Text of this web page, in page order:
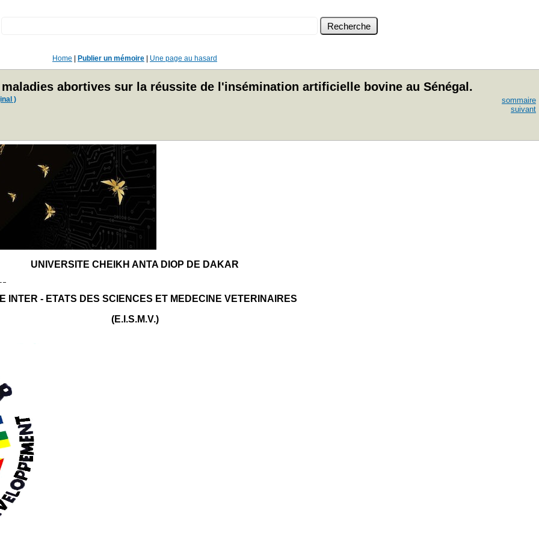
Home Publier un mémoire Une page au hasard
abortives sur la réussite de l'insémination artificielle bovine au Sénégal.
)
sommaire
suivant
UNIVERSITE CHEIKH ANTA DIOP DE DAKAR
INTER - ETATS DES SCIENCES ET MEDECINE VETERINAIRES
(E.I.S.M.V.)